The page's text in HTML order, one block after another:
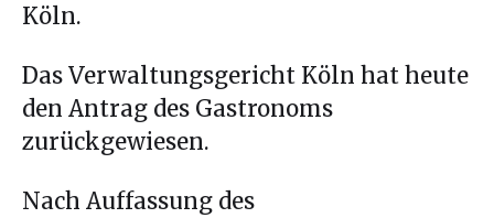
Köln.
Das Verwaltungsgericht Köln hat heute
den Antrag des Gastronoms
zurückgewiesen.
Nach Auffassung des